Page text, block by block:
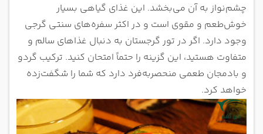
چشم‌نواز به آن می‌بخشد. این غذای گیاهی بسیار
خوش‌طعم و مقوی است و در اکثر سفره‌های سنتی گرجی
وجود دارد. اگر در تور گرجستان به دنبال غذاهای سالم و
متفاوت هستید، این گزینه را حتماً امتحان کنید. ترکیب گردو
و بادمجان طعمی منحصربه‌فرد دارد که شما را شگفت‌زده
خواهد کرد.